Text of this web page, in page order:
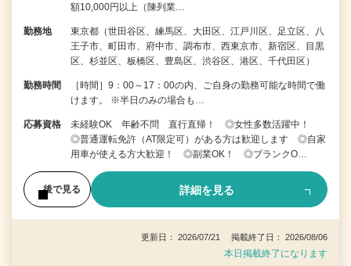
額10,000円以上（陳列業…
勤務地
東京都（世田谷区、練馬区、大田区、江戸川区、足立区、八
王子市、町田市、府中市、調布市、西東京市、新宿区、目黒
区、杉並区、板橋区、豊島区、渋谷区、港区、千代田区）
勤務時間
［時間］9：00～17：00の内、ご自身の勤務可能な時間で働
けます。 ※半日のみの場合も…
応募資格
未経験OK 年齢不問 直行直帰！ ◎女性多数活躍中！
◎普通運転免許（AT限定可）がある方は歓迎します ◎自家
用車が使える方大歓迎！ ◎副業OK！ ◎ブランクO…
後で見る 詳細を見る
更新日： 2026/07/21 掲載終了日： 2026/08/06
本日掲載終了になります